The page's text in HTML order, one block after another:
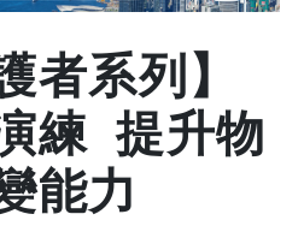
者系列】
練 提升物
能力